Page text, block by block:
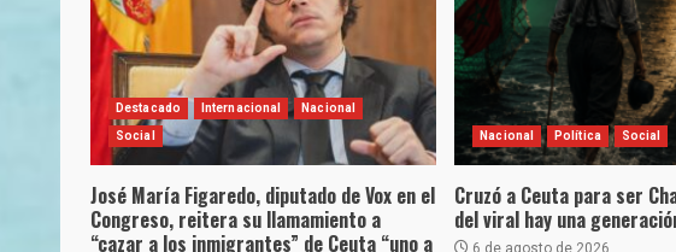
Destacado Internacional Nacional
Social
José María Figaredo, diputado de Vox en el
Congreso, reitera su llamamiento a
“cazar a los inmigrantes” de Ceuta “uno a
Nacional Política Social
Cruzó a Ceuta para ser
del viral hay una
6 de agosto de 2026